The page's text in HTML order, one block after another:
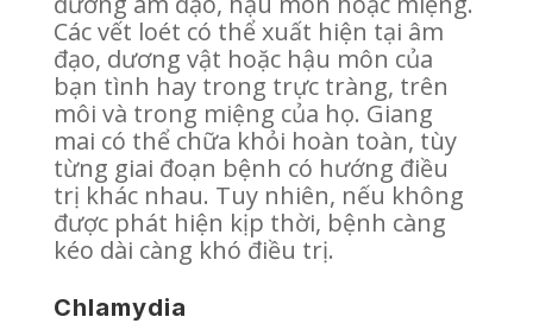
Các vết loét có thể xuất hiện tại âm
đạo, dương vật hoặc hậu môn của
bạn tình hay trong trực tràng, trên
môi và trong miệng của họ. Giang
mai có thể chữa khỏi hoàn toàn, tùy
từng giai đoạn bệnh có hướng điều
trị khác nhau. Tuy nhiên, nếu không
được phát hiện kịp thời, bệnh càng
kéo dài càng khó điều trị.
Chlamydia